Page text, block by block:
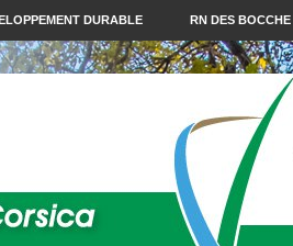
DURABLE RN DES